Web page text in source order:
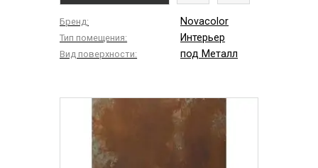
Бренд: Novacolor
Тип помещения: Интерьер
Вид поверхности: под Металл